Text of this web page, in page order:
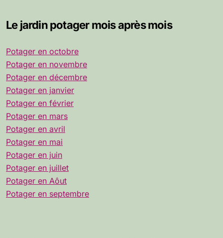
Le jardin potager mois après mois
Potager en octobre
Potager en novembre
Potager en décembre
Potager en janvier
Potager en février
Potager en mars
Potager en avril
Potager en mai
Potager en juin
Potager en juillet
Potager en Aôut
Potager en septembre